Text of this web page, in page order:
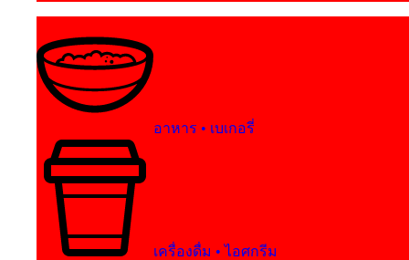
อาหาร • เบเกอรี่
เครื่องดื่ม • ไอศกรีม